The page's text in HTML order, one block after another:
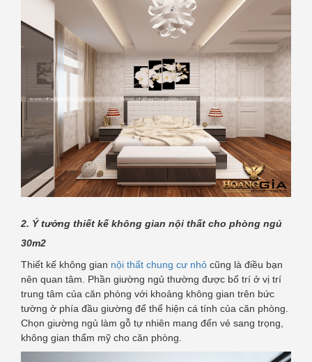
2. Ý tưởng thiết kế không gian nội thất cho phòng ngủ
30m2
Thiết kế không gian nội thất chung cư nhỏ cũng là điều bạn
nên quan tâm. Phần giường ngủ thường được bố trí ở vị trí
trung tâm của căn phòng với khoảng không gian trên bức
tường ở phía đầu giường để thể hiện cá tính của căn phòng.
Chọn giường ngủ làm gỗ tự nhiên mang đến vẻ sang trọng,
không gian thẩm mỹ cho căn phòng.